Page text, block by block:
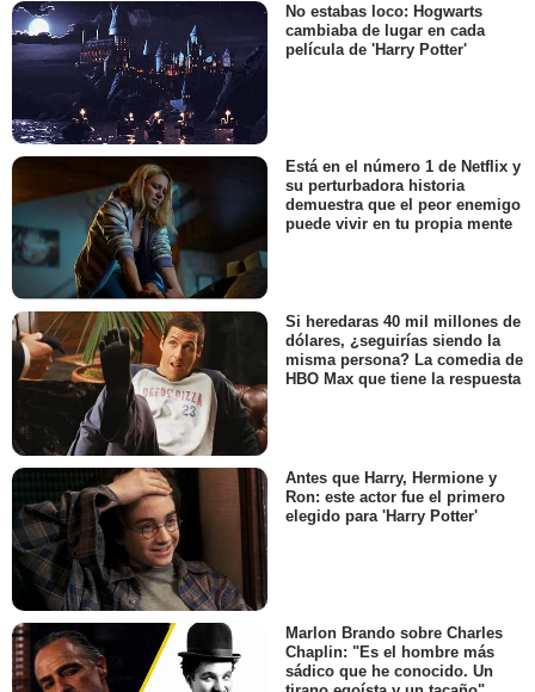
No estabas loco: Hogwarts
cambiaba de lugar en cada
película de 'Harry Potter'
Está en el número 1 de Netflix y
su perturbadora historia
demuestra que el peor enemigo
puede vivir en tu propia mente
Si heredaras 40 mil millones de
dólares, ¿seguirías siendo la
misma persona? La comedia de
HBO Max que tiene la respuesta
Antes que Harry, Hermione y
Ron: este actor fue el primero
elegido para 'Harry Potter'
Marlon Brando sobre Charles
Chaplin: "Es el hombre más
sádico que he conocido. Un